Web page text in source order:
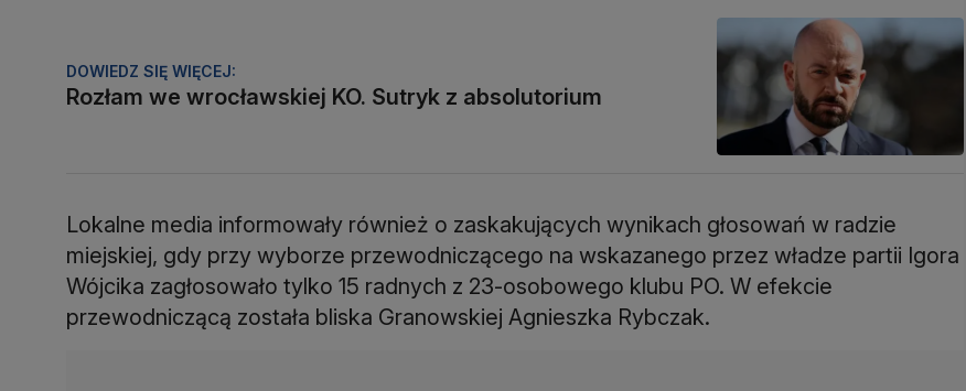
DOWIEDZ SIĘ WIĘCEJ:
Rozłam we wrocławskiej KO. Sutryk z absolutorium
Lokalne media informowały również o zaskakujących wynikach głosowań w radzie
miejskiej, gdy przy wyborze przewodniczącego na wskazanego przez władze partii Igora
Wójcika zagłosowało tylko 15 radnych z 23-osobowego klubu PO. W efekcie
przewodniczącą została bliska Granowskiej Agnieszka Rybczak.